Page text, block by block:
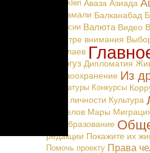
Байрамали Балканабад
Вакансии Валюта Видео
В центре внимания
Маталаев
Дашогуз Дипломатия
Здравоохранение Из
Карикатуры Конкурсы
Культ личности Культура
Мингелов Мары
Образование
редакции Покажите их
Помочь проекту Права